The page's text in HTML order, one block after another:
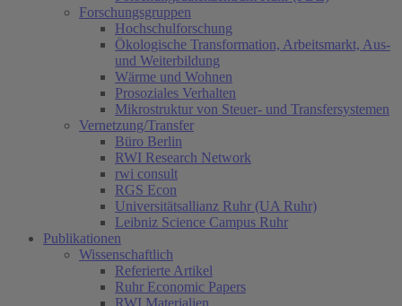
Forschungsgruppen
Hochschulforschung
Ökologische Transformation, Arbeitsmarkt, Aus-
und Weiterbildung
Wärme und Wohnen
Prosoziales Verhalten
Mikrostruktur von Steuer- und Transfersystemen
Vernetzung/Transfer
Büro Berlin
RWI Research Network
rwi consult
RGS Econ
Universitätsallianz Ruhr (UA Ruhr)
Leibniz Science Campus Ruhr
Publikationen
Wissenschaftlich
Referierte Artikel
Ruhr Economic Papers
RWI Materialien